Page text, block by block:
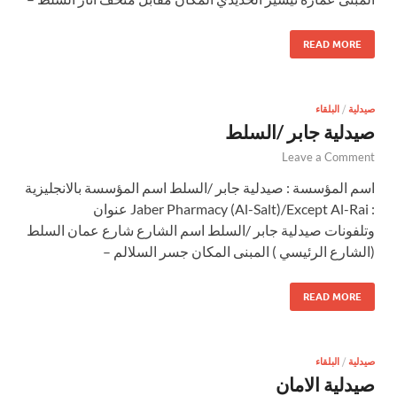
READ MORE
صيدلية / البلقاء
صيدلية جابر /السلط
Leave a Comment
اسم المؤسسة : صيدلية جابر /السلط اسم المؤسسة بالانجليزية
: Jaber Pharmacy (Al-Salt)/Except Al-Rai عنوان
وتلفونات صيدلية جابر /السلط اسم الشارع شارع عمان السلط
(الشارع الرئيسي ) المبنى المكان جسر السلالم –
READ MORE
صيدلية / البلقاء
صيدلية الامان